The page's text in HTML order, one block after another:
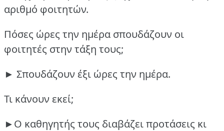
αριθμό φοιτητών.
Πόσες ώρες την ημέρα σπουδάζουν οι
φοιτητές στην τάξη τους;
► Σπουδάζουν έξι ώρες την ημέρα.
Τι κάνουν εκεί;
►Ο καθηγητής τους διαβάζει προτάσεις κι